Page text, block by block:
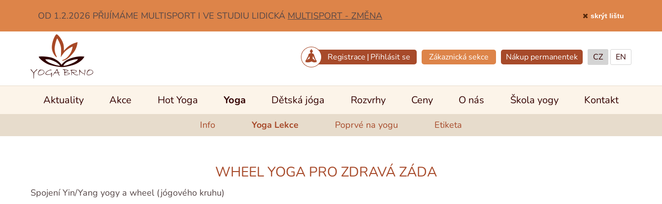
OD 1.2.2026 PŘIJÍMÁME MULTISPORT I VE STUDIU LIDICKÁ MULTISPORT - ZMĚNA skrýt lištu
Registrace | Přihlásit se Zákaznická sekce Nákup permanentek CZ EN
Aktuality Akce Hot Yoga Yoga
Info Yoga Lekce Poprvé na yogu Etiketa
Dětská jóga Rozvrhy Ceny O nás Škola yogy Kontakt
WHEEL YOGA PRO ZDRAVÁ ZÁDA
Spojení Yin/Yang yogy a wheel (jógového kruhu)